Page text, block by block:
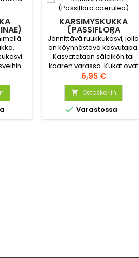
kukat.
KÄRSIMYSKUKKA
(PASSIFLORA
CAERULEA)
Jännittävä ruukkukasvi, jolla
on köynnöstävä kasvutapa.
Kasvatetaan säleikön tai
kaaren varassa. Kukat ovat
suuret ja erikoisen näköiset;
keskusta on tumma, ja sitä
ympäröi sinisen nukan
kehä, koko komeutta
kehystävät vaaleat
terälehdet. Kauniit,
Hinta
6,95 €
 Ostoskoriin
 Varastossa